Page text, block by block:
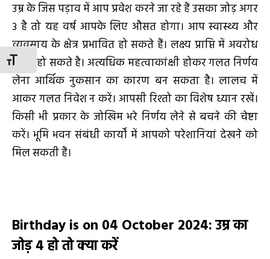
TOGGLE FONT SIZE
उम्र के जिस पड़ाव में आप प्रवेश करने जा रहे हैं उसका जोड़ अगर
3 है तो यह वर्ष आपके लिए औसत होगा। आप स्वास्थ्य और
व्यवसाय के क्षेत्र प्रभावित हो सकते हैं। लक्ष्य प्राप्ति में अवरोध
उत्पन्न हो सकते है। अत्यधिक महत्वाकांक्षी होकर गलत निर्णय
लेना आर्थिक नुकसान का कारण बन सकता है। लालच में
आकर गलत निवेश न करें। आपसी रिश्तो का विशेष ध्यान रखें।
किसी भी प्रकार के जोखिम भरे निर्णय लेने से बचने की चेष्टा
करें। भूमि भवन संबंधी कार्यों में आपको परेशानियां देखने को
मिल सकती हैं।
Birthday is on 04 October 2024:उम्र का
जोड़4हो तोक्या करें